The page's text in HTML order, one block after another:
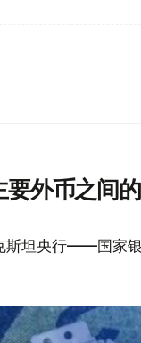
外币之间
斯坦央行——国家